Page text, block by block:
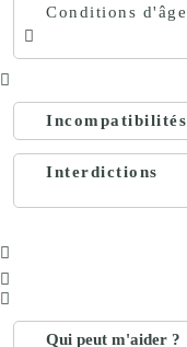
Conditions d'âge
Incompatibilités
Interdictions
Qui peut m'aider ?